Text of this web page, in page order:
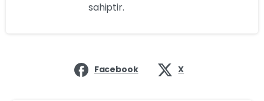
sahiptir.
Facebook X